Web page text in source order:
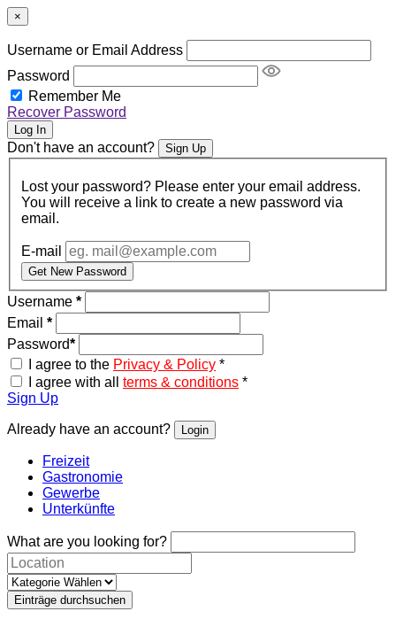
×
Username or Email Address
Password
Remember Me
Recover Password
Log In
Don't have an account? Sign Up
Lost your password? Please enter your email address.
You will receive a link to create a new password via
email.
E-mail
Get New Password
Username *
Email *
Password*
I agree to the Privacy & Policy *
I agree with all terms & conditions *
Sign Up
Already have an account? Login
Freizeit
Gastronomie
Gewerbe
Unterkünfte
What are you looking for?
Einträge durchsuchen